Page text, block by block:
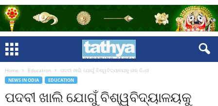
Home Education ପଦବୀ ଖାଲି ଯୋଗୁଁ ବିଶ୍ୱବିଦ୍ୟାଳୟକୁ ନାକ୍‍ ଚିନ୍ତା
NEWS IN ODIA EDUCATION
ପଦବୀ ଖାଲି ଯୋଗୁଁ ବିଶ୍ୱବିଦ୍ୟାଳୟକୁ